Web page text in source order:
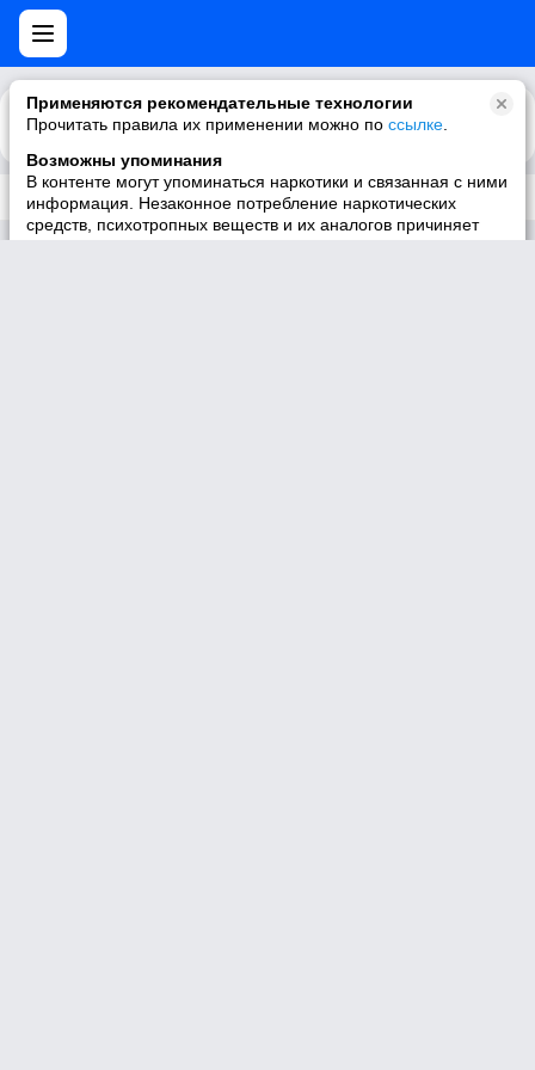
Применяются рекомендательные технологии
Прочитать правила их применении можно по ссылке
Возможны упоминания
В контенте могут упоминаться наркотики и связанная с ними
информация. Незаконное потребление наркотических
средств, психотропных веществ и их аналогов причиняет
Каталог Рекомендации
Трек не существует